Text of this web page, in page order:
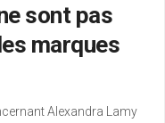
sont pas
marques
Alexandra Lamy